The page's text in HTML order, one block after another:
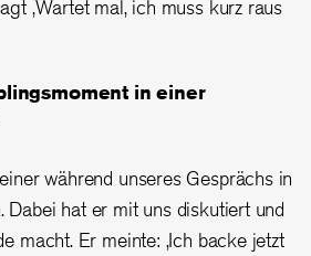
‚Wartet mal, ich muss kurz raus
in einer
während unseres Gesprächs in
Dabei hat er mit uns diskutiert und
macht. Er meinte: ‚Ich backe jetzt